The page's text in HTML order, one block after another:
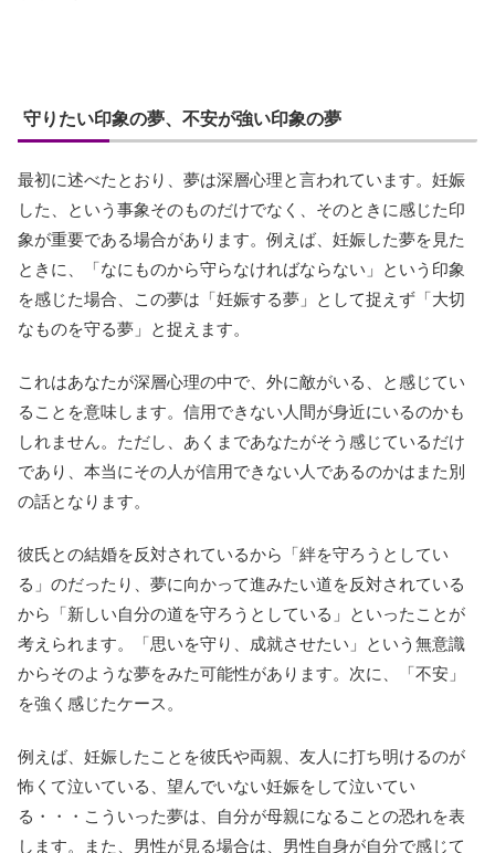
守りたい印象の夢、不安が強い印象の夢
最初に述べたとおり、夢は深層心理と言われています。妊娠
した、という事象そのものだけでなく、そのときに感じた印
象が重要である場合があります。例えば、妊娠した夢を見た
ときに、「なにものから守らなければならない」という印象
を感じた場合、この夢は「妊娠する夢」として捉えず「大切
なものを守る夢」と捉えます。
これはあなたが深層心理の中で、外に敵がいる、と感じてい
ることを意味します。信用できない人間が身近にいるのかも
しれません。ただし、あくまであなたがそう感じているだけ
であり、本当にその人が信用できない人であるのかはまた別
の話となります。
彼氏との結婚を反対されているから「絆を守ろうとしてい
る」のだったり、夢に向かって進みたい道を反対されている
から「新しい自分の道を守ろうとしている」といったことが
考えられます。「思いを守り、成就させたい」という無意識
からそのような夢をみた可能性があります。次に、「不安」
を強く感じたケース。
例えば、妊娠したことを彼氏や両親、友人に打ち明けるのが
怖くて泣いている、望んでいない妊娠をして泣いてい
る・・・こういった夢は、自分が母親になることの恐れを表
します。また、男性が見る場合は、男性自身が自分で感じて